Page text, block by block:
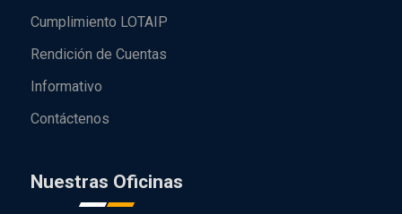
Cumplimiento LOTAIP
Rendición de Cuentas
Informativo
Contáctenos
Nuestras Oficinas